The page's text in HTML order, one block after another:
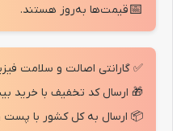
📅قیمت‌ها به‌روز هستند.
✅ گارانتی اصالت و سلامت
🎁 ارسال کد تخفیف با خرید بیش از 1.5
📦 ارسال به کل کشور با پست